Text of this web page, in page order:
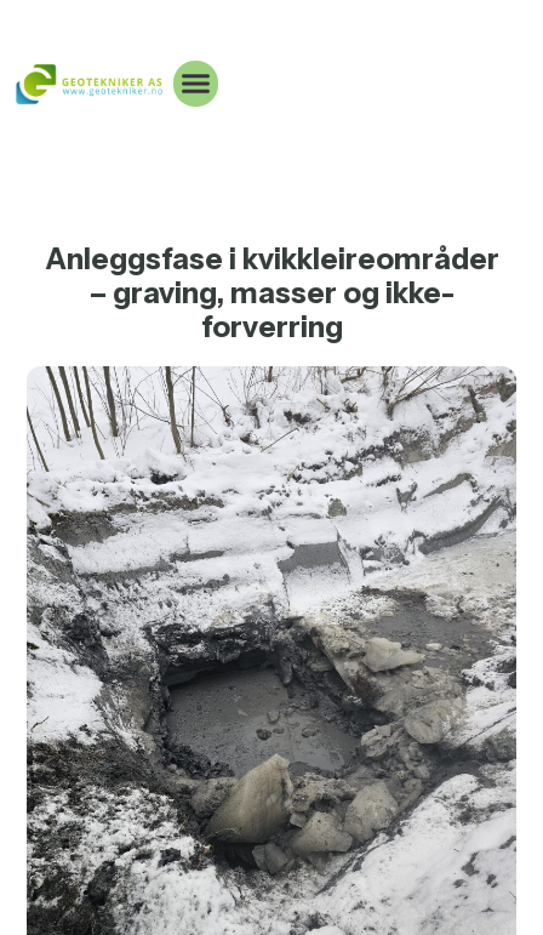
Anleggsfase i kvikkleireområder
– graving, masser og ikke-
forverring